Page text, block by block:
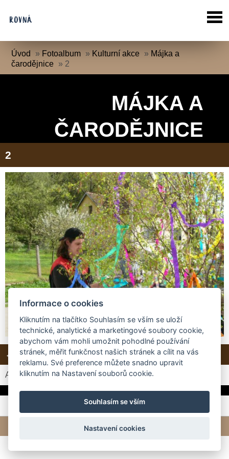
Úvod » Fotoalbum » Kulturní akce » Májka a
čarodějnice » 2
MÁJKA A
ČARODĚJNICE
2
← Předchozí Další → Zpět do složky
Automatické procházení: 3|4|5| 6|7(čas ve vteřinách)
© 2026 eStránky.cz | Tvorba webových stránek
Informace o cookies
Kliknutím na tlačítko Souhlasím se vším se uloží
technické, analytické a marketingové soubory cookie,
abychom vám mohli umožnit pohodlné používání
stránek, měřit funkčnost našich stránek a cílit na vás
reklamu. Své preference můžete snadno upravit
kliknutím na Nastavení souborů cookie.
Souhlasím se vším
Nastavení cookies